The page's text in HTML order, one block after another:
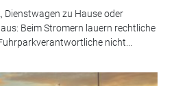
Dienstwagen zu Hause oder
Beim Stromern lauern rechtliche
nicht...